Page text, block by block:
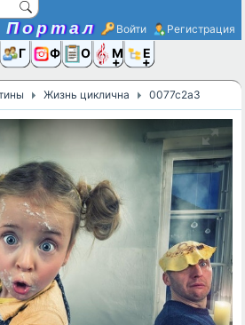
Портал Войти Регистрация
Группы
Фото Ещё
Жизнь циклична 0077c2a3